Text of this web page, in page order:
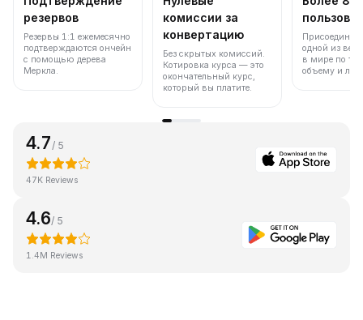
резервов
Резервы 1:1 ежемесячно
подтверждаются ончейн
с помощью дерева
Меркла.
комиссии за
конвертацию
Без скрытых комиссий.
Котировка курса — это
окончательный курс,
который вы платите.
одной из
в мире по
объему и
4.7 / 5
47K Reviews
4.6/ 5
1.4M Reviews